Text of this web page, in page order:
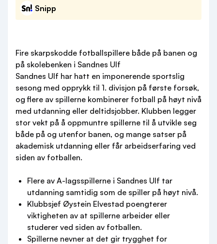
Snipp
Fire skarpskodde fotballspillere både på banen og
på skolebenken i Sandnes Ulf
Sandnes Ulf har hatt en imponerende sportslig
sesong med opprykk til 1. divisjon på første forsøk,
og flere av spillerne kombinerer fotball på høyt nivå
med utdanning eller deltidsjobber. Klubben legger
stor vekt på å oppmuntre spillerne til å utvikle seg
både på og utenfor banen, og mange satser på
akademisk utdanning eller får arbeidserfaring ved
siden av fotballen.
Flere av A-lagsspillerne i Sandnes Ulf tar
utdanning samtidig som de spiller på høyt nivå.
Klubbsjef Øystein Elvestad poengterer
viktigheten av at spillerne arbeider eller
studerer ved siden av fotballen.
Spillerne nevner at det gir trygghet for